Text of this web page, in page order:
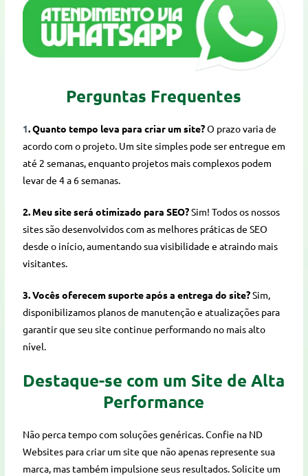
Perguntas Frequentes
1. Quanto tempo leva para criar um site?O prazo varia de
acordo com o projeto. Um site simples pode ser entregue em
até 2 semanas, enquanto projetos mais complexos podem
levar de 4 a 6 semanas.
2. Meu site será otimizado para SEO?Sim! Todos os nossos
sites são desenvolvidos com as melhores práticas de SEO
desde o início, aumentando sua visibilidade e atraindo mais
visitantes.
3. Vocês oferecem suporte após a entrega do site?Sim,
disponibilizamos planos de manutenção e atualizações para
garantir que seu site continue performando no mais alto
nível.
Destaque-se com um Site de Alta
Performance
Não perca tempo com soluções genéricas. Confie na ND
Websites para criar um site que não apenas represente sua
marca, mas também impulsione seus resultados. Solicite um